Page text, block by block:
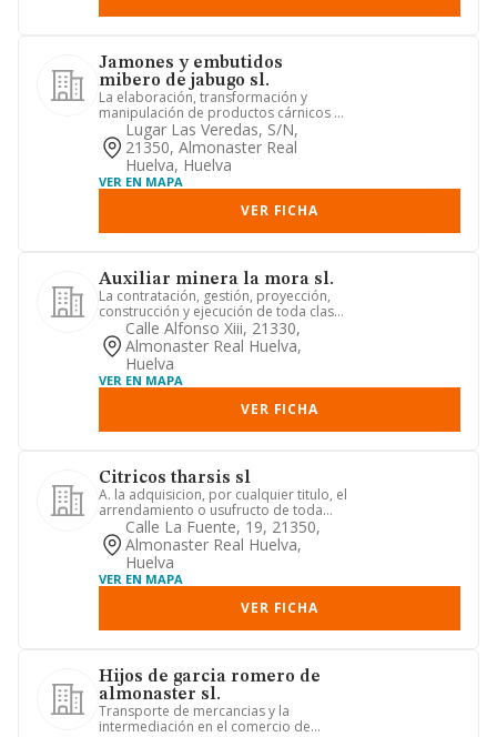
Jamones y embutidos
mibero de jabugo sl.
La elaboración, transformación y
manipulación de productos cárnicos y
lácteos, comercio mayor y men...
Lugar Las Veredas, S/n,
21350, Almonaster Real
Huelva, Huelva
VER EN MAPA
VER FICHA
Auxiliar minera la mora sl.
La contratación, gestión, proyección,
construcción y ejecución de toda clase
de obras, públicas o p...
Calle Alfonso Xiii, 21330,
Almonaster Real Huelva,
Huelva
VER EN MAPA
VER FICHA
Citricos tharsis sl
A. la adquisicion, por cualquier titulo, el
arrendamiento o usufructo de toda
clase de fincas rusti...
Calle La Fuente, 19, 21350,
Almonaster Real Huelva,
Huelva
VER EN MAPA
VER FICHA
Hijos de garcia romero de
almonaster sl.
Transporte de mercancias y la
intermediación en el comercio de